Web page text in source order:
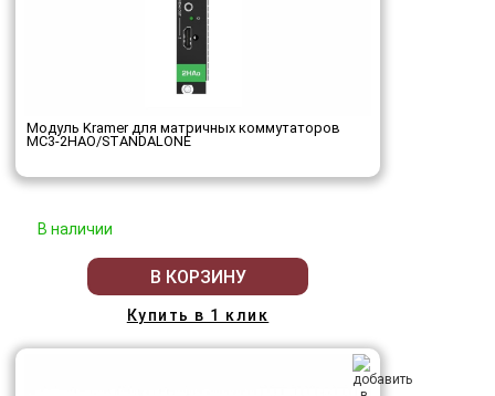
Модуль Kramer для матричных коммутаторов
MC3-2HAO/STANDALONE
В наличии
В КОРЗИНУ
Купить в 1 клик